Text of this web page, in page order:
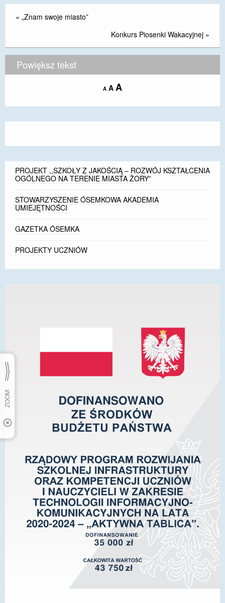
PROJEKT ,,SZKOŁY Z JAKOŚCIĄ – ROZWÓJ
KSZTAŁCENIA OGÓLNEGO NA TERENIE MIASTA
REKRUTACJA 2026/2027
mLegitymacja
« „Znam swoje miasto”
Konkurs Piosenki Wakacyjnej »
Powiększ tekst
A Decrease
size.
A Reset
size.
AIncrease
size.
PROJEKT ,,SZKOŁY Z JAKOŚCIĄ – ROZWÓJ KSZTAŁCENIA
OGÓLNEGO NA TERENIE MIASTA ŻORY”
STOWARZYSZENIE ÓSEMKOWA AKADEMIA
UMIEJĘTNOŚCI
GAZETKA ÓSEMKA
PROJEKTY UCZNIÓW